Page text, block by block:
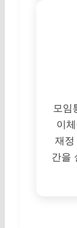
모임
이
재정
간을